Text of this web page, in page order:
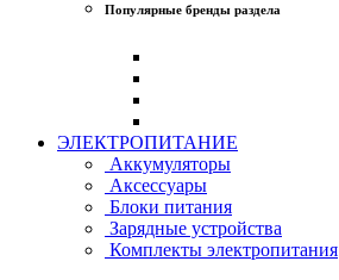
Популярные бренды раздела
ЭЛЕКТРОПИТАНИЕ
Аккумуляторы
Аксессуары
Блоки питания
Зарядные устройства
Комплекты электропитания